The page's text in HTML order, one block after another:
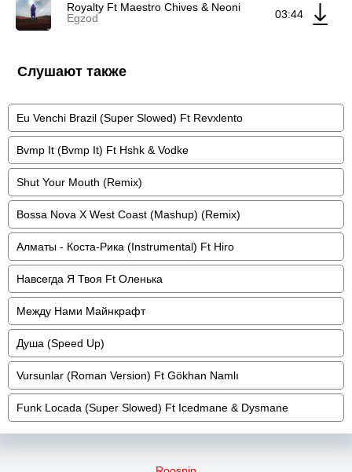
Royalty Ft Maestro Chives & Neoni
Egzod
03:44
Слушают также
Eu Venchi Brazil (Super Slowed) Ft Revxlento
Bvmp It (Bvmp It) Ft Hshk & Vodke
Shut Your Mouth (Remix)
Bossa Nova X West Coast (Mashup) (Remix)
Алматы - Коста-Рика (Instrumental) Ft Hiro
Навсегда Я Твоя Ft Оленька
Между Нами Майнкрафт
Душа (Speed Up)
Vursunlar (Roman Version) Ft Gökhan Namlı
Funk Locada (Super Slowed) Ft Icedmane & Dysmane